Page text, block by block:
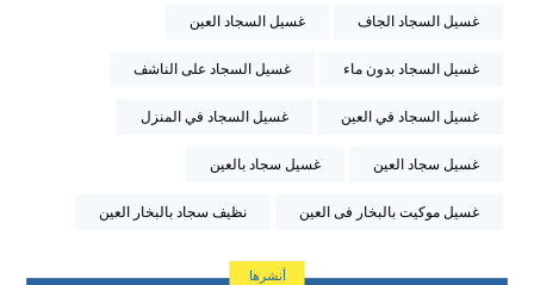
غسيل السجاد الجاف غسيل السجاد العين
غسيل السجاد بدون ماء غسيل السجاد على الناشف
غسيل السجاد في العين غسيل السجاد في المنزل
غسيل سجاد العين غسيل سجاد بالعين
غسيل موكيت بالبخار فى العين نظيف سجاد بالبخار العين